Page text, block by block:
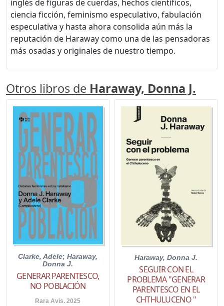
inglés de figuras de cuerdas, hechos científicos,
ciencia ficción, feminismo especulativo, fabulación
especulativa y hasta ahora consolida aún más la
reputación de Haraway como una de las pensadoras
más osadas y originales de nuestro tiempo.
Otros libros de Haraway, Donna J.
Clarke, Adele;Haraway,
Donna J.
GENERAR PARENTESCO,
NO POBLACIÓN
Rara Avis. 2025
Haraway, Donna J.
SEGUIR CON EL
PROBLEMA "GENERAR
PARENTESCO EN EL
CHTHULUCENO "